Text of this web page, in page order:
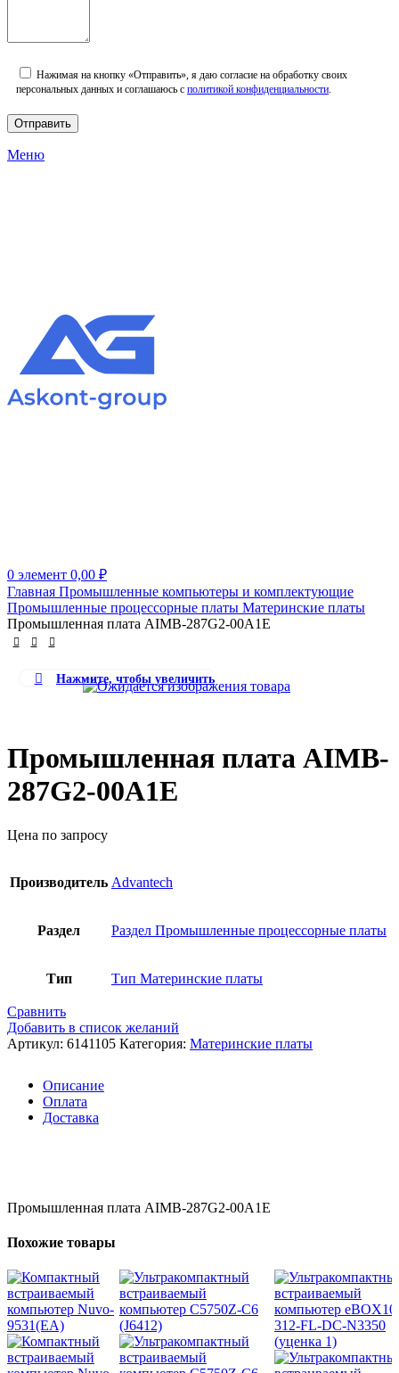
Нажимая на кнопку «Отправить», я даю согласие на обработку своих
персональных данных и соглашаюсь с политикой конфиденциальности.
Меню
0 элемент 0,00 ₽
Главная Промышленные компьютеры и комплектующие
Промышленные процессорные платы Материнские платы
Промышленная плата AIMB-287G2-00A1E
Нажмите, чтобы увеличить
Промышленная плата AIMB-
287G2-00A1E
Цена по запросу
Производитель Advantech
Раздел Раздел Промышленные процессорные платы
Тип Тип Материнские платы
Сравнить
Добавить в список желаний
Артикул: 6141105 Категория: Материнские платы
Описание
Оплата
Доставка
Промышленная плата AIMB-287G2-00A1E
Похожие товары